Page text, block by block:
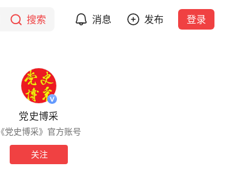
搜索 消息 发布 登录
党史博采
《党史博采》官方账号
关注